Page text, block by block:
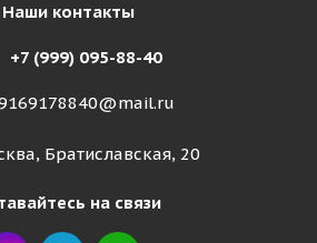
Наши контакты
+7 (999) 095-88-40
Братиславская, 20
на связи